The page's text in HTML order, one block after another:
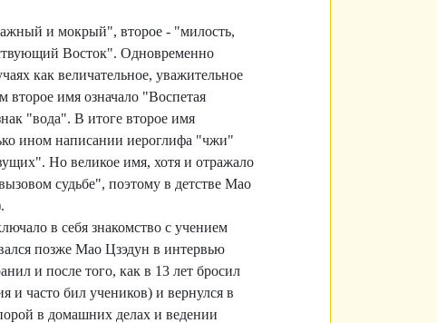
и мокрый", второе - "милость,
Восток". Одновременно
как величательное, уважительное
имя означало "Воспетая
"вода". В итоге второе имя
ином написании иероглифа "чжи"
Но великое имя, хотя и отражало
судьбе", поэтому в детстве Мао
в себя знакомство с учением
позже Мао Цзэдун в интервью
и после того, как в 13 лет бросил
часто бил учеников) и вернулся в
в домашних делах и ведении